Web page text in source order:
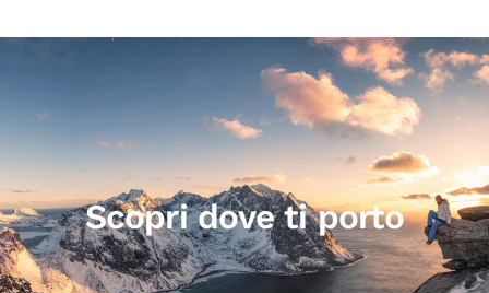
Scopri dove ti porto